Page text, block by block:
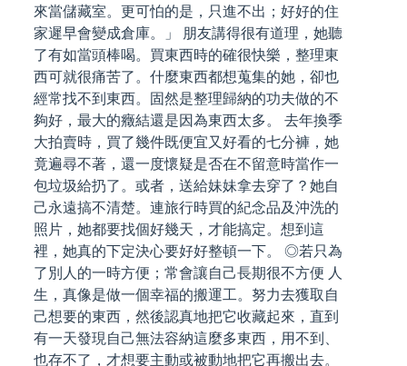
來當儲藏室。更可怕的是，只進不出；好好的住
家遲早會變成倉庫。」 朋友講得很有道理，她聽
了有如當頭棒喝。買東西時的確很快樂，整理東
西可就很痛苦了。什麼東西都想蒐集的她，卻也
經常找不到東西。固然是整理歸納的功夫做的不
夠好，最大的癥結還是因為東西太多。 去年換季
大拍賣時，買了幾件既便宜又好看的七分褲，她
竟遍尋不著，還一度懷疑是否在不留意時當作一
包垃圾給扔了。或者，送給妹妹拿去穿了？她自
己永遠搞不清楚。連旅行時買的紀念品及沖洗的
照片，她都要找個好幾天，才能搞定。想到這
裡，她真的下定決心要好好整頓一下。 ◎若只為
了別人的一時方便；常會讓自己長期很不方便 人
生，真像是做一個幸福的搬運工。努力去獲取自
己想要的東西，然後認真地把它收藏起來，直到
有一天發現自己無法容納這麼多東西，用不到、
也存不了，才想要主動或被動地把它再搬出去。